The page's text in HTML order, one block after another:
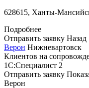
628615, Ханты-
Подробнее
Отправить заявку Назад
Верон Нижневартовск
Клиентов на
1С:Специалист 2
Отправить заявку
Верон